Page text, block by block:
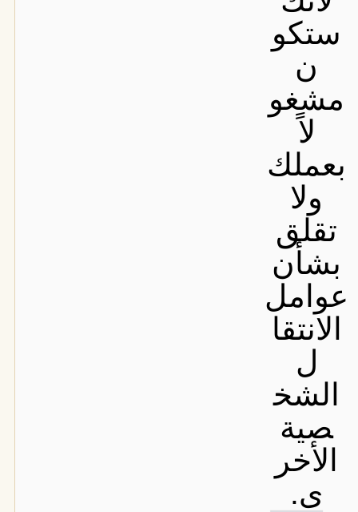
ستكو
ن
مشغو
لاً
بعملك
ولا
تقلق
بشأن
عوامل
الانتقا
ل
الشخ
صية
الأخر
ى.